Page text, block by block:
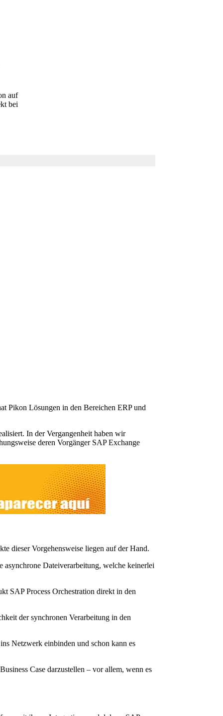
auf
bei
Pikon Lösungen in den Bereichen ERP und
In der Vergangenheit haben wir
deren Vorgänger SAP Exchange
dieser Vorgehensweise liegen auf der Hand.
asynchrone Dateiverarbeitung, welche keinerlei
SAP Process Orchestration direkt in den
der synchronen Verarbeitung in den
Netzwerk einbinden und schon kann es
Case darzustellen – vor allem, wenn es